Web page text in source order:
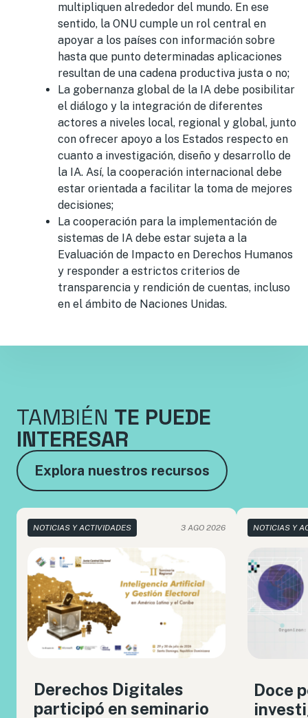
multipliquen alrededor del mundo. En ese
sentido, la ONU cumple un rol central en
apoyar a los países con información sobre
hasta que punto determinadas aplicaciones
resultan de una cadena productiva justa o no;
La gobernanza global de la IA debe posibilitar
el diálogo y la integración de diferentes
actores a niveles local, regional y global, junto
con ofrecer apoyo a los Estados respecto en
cuanto a investigación, diseño y desarrollo de
la IA. Así, la cooperación internacional debe
estar orientada a facilitar la toma de mejores
decisiones;
La cooperación para la implementación de
sistemas de IA debe estar sujeta a la
Evaluación de Impacto en Derechos Humanos
y responder a estrictos criterios de
transparencia y rendición de cuentas, incluso
en el ámbito de Naciones Unidas.
TAMBIÉN TE PUEDE
INTERESAR
Explora nuestros recursos
NOTICIAS Y ACTIVIDADES 3 AGO 2026
Derechos Digitales
participó en seminario
NOTICIAS Y
Doce